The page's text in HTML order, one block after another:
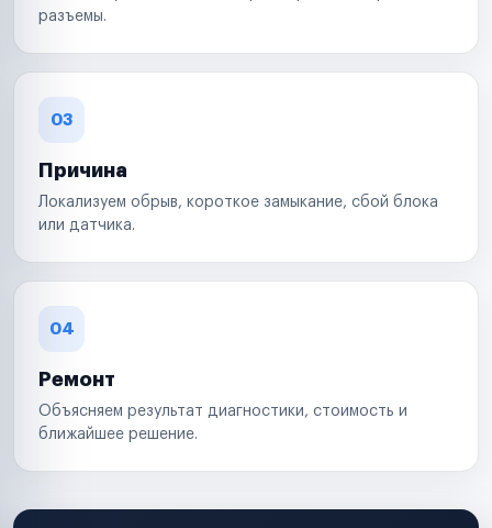
разъемы.
03
Причина
Локализуем обрыв, короткое замыкание, сбой блока
или датчика.
04
Ремонт
Объясняем результат диагностики, стоимость и
ближайшее решение.